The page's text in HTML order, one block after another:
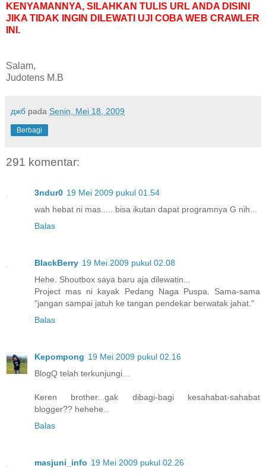
KENYAMANNYA, SILAHKAN TULIS URL ANDA DISINI
JIKA TIDAK INGIN DILEWATI UJI COBA WEB CRAWLER
INI.
Salam,
Judotens M.B
джб pada Senin, Mei 18, 2009
Berbagi
291 komentar:
3ndur0 19 Mei 2009 pukul 01.54
wah hebat ni mas..... bisa ikutan dapat programnya G nih...
Balas
BlackBerry 19 Mei 2009 pukul 02.08
Hehe. Shoutbox saya baru aja dilewatin...
Project mas ni kayak Pedang Naga Puspa. Sama-sama
"jangan sampai jatuh ke tangan pendekar berwatak jahat."
Balas
Kepompong 19 Mei 2009 pukul 02.16
BlogQ telah terkunjungi...
Keren brother...gak dibagi-bagi kesahabat-sahabat
blogger?? hehehe..
Balas
masjuni_info 19 Mei 2009 pukul 02.26